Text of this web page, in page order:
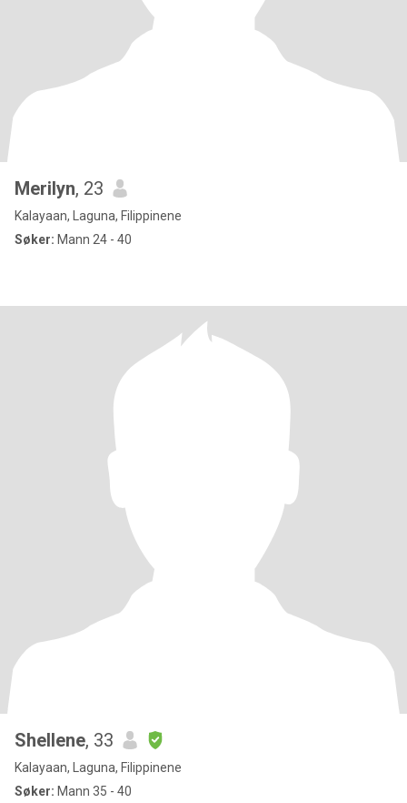
Merilyn, 23
Kalayaan, Laguna, Filippinene
Søker: Mann 24 - 40
Shellene, 33
Kalayaan, Laguna, Filippinene
Søker: Mann 35 - 40